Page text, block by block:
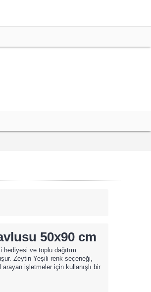
50x90 cm
ve toplu dağıtım
Zeytin Yeşili renk seçeneği,
işletmeler için kullanışlı bir